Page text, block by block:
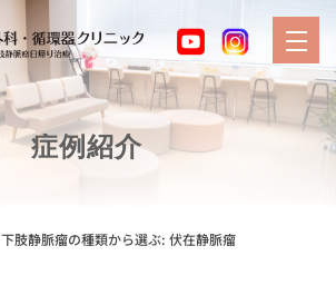
症例紹介
下肢静脈瘤の種類から選ぶ: 伏在静脈瘤